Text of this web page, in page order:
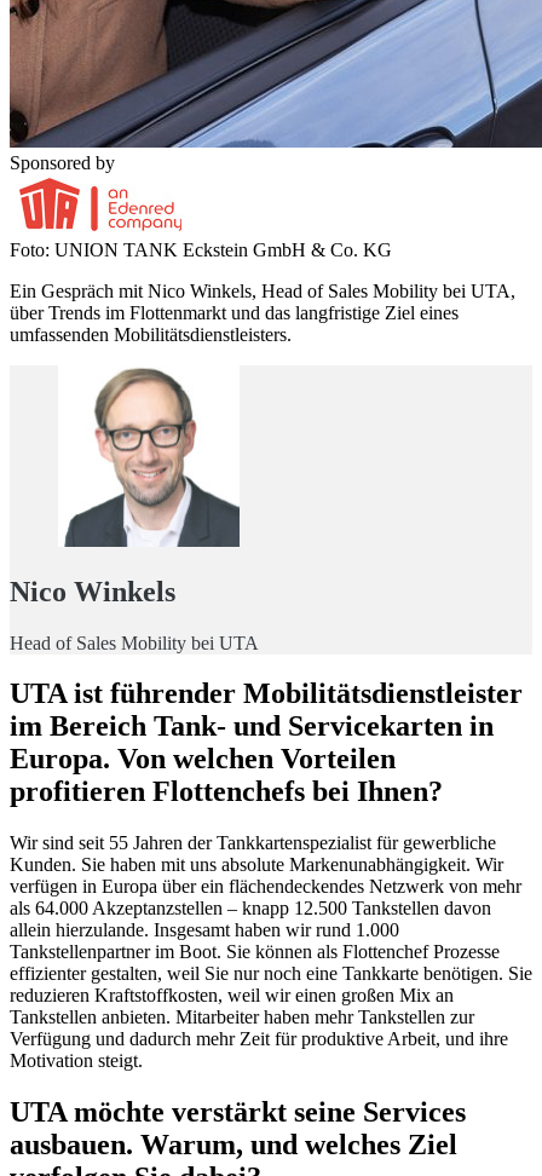
Sponsored by
Foto: UNION TANK Eckstein GmbH & Co. KG
Ein Gespräch mit Nico Winkels, Head of Sales Mobility bei UTA,
über Trends im Flottenmarkt und das langfristige Ziel eines
umfassenden Mobilitätsdienstleisters.
Nico Winkels
Head of Sales Mobility bei UTA
UTA ist führender Mobilitätsdienstleister
im Bereich Tank- und Servicekarten in
Europa. Von welchen Vorteilen
profitieren Flottenchefs bei Ihnen?
Wir sind seit 55 Jahren der Tankkartenspezialist für gewerbliche
Kunden. Sie haben mit uns absolute Markenunabhängigkeit. Wir
verfügen in Europa über ein flächendeckendes Netzwerk von mehr
als 64.000 Akzeptanzstellen – knapp 12.500 Tankstellen davon
allein hierzulande. Insgesamt haben wir rund 1.000
Tankstellenpartner im Boot. Sie können als Flottenchef Prozesse
effizienter gestalten, weil Sie nur noch eine Tankkarte benötigen. Sie
reduzieren Kraftstoffkosten, weil wir einen großen Mix an
Tankstellen anbieten. Mitarbeiter haben mehr Tankstellen zur
Verfügung und dadurch mehr Zeit für produktive Arbeit, und ihre
Motivation steigt.
UTA möchte verstärkt seine Services
ausbauen. Warum, und welches Ziel